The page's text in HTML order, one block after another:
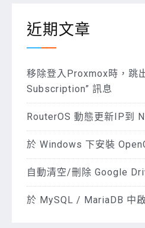
近期文章
移除登入Proxmox時，跳
Subscription” 訊息
RouterOS 動態更新IP到
於 Windows 下安裝
自動清空/刪除 Google
於 MySQL / MariaDB 中